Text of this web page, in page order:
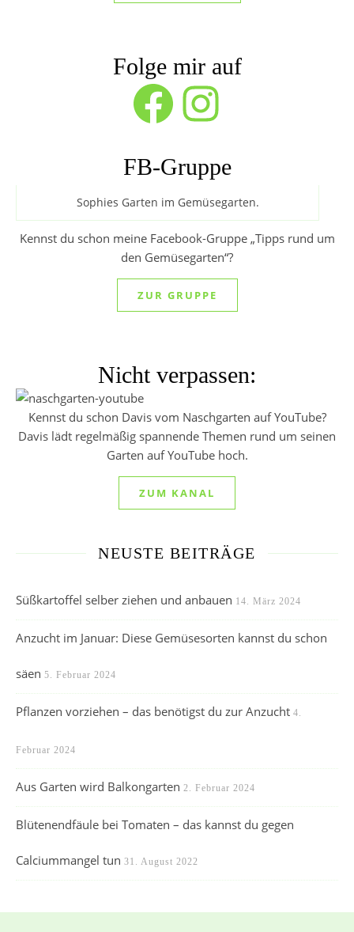
Folge mir auf
Facebook Instagram
FB-Gruppe
Sophies Garten im Gemüsegarten.
Kennst du schon meine Facebook-Gruppe „Tipps rund um
den Gemüsegarten“?
ZUR GRUPPE
Nicht verpassen:
Kennst du schon Davis vom Naschgarten auf YouTube?
Davis lädt regelmäßig spannende Themen rund um seinen
Garten auf YouTube hoch.
ZUM KANAL
NEUSTE BEITRÄGE
Süßkartoffel selber ziehen und anbauen 14. März 2024
Anzucht im Januar: Diese Gemüsesorten kannst du schon
säen 5. Februar 2024
Pflanzen vorziehen – das benötigst du zur Anzucht 4.
Februar 2024
Aus Garten wird Balkongarten 2. Februar 2024
Blütenendfäule bei Tomaten – das kannst du gegen
Calciummangel tun 31. August 2022